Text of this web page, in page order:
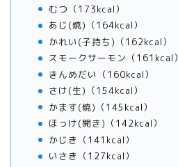
むつ（173kcal）
あじ(焼)（164kcal）
かれい(子持ち)（162kcal）
スモークサーモン（161kcal）
きんめだい（160kcal）
さけ(生)（154kcal）
かます(焼)（145kcal）
ほっけ(開き)（142kcal）
かじき（141kcal）
いさき（127kcal）